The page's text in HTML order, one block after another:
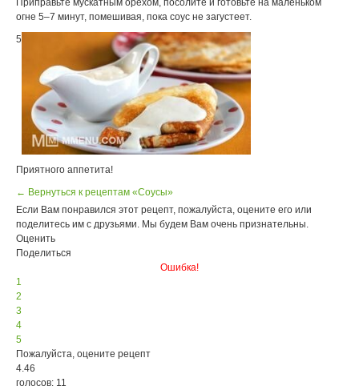
огне 5–7 минут, помешивая, пока соус не загустеет.
5
Приятного аппетита!
← Вернуться к рецептам «Соусы»
Если Вам понравился этот рецепт, пожалуйста, оцените его или
поделитесь им с друзьями. Мы будем Вам очень признательны.
Оценить
Поделиться
Ошибка!
1
2
3
4
5
Пожалуйста, оцените рецепт
4.46
голосов: 11